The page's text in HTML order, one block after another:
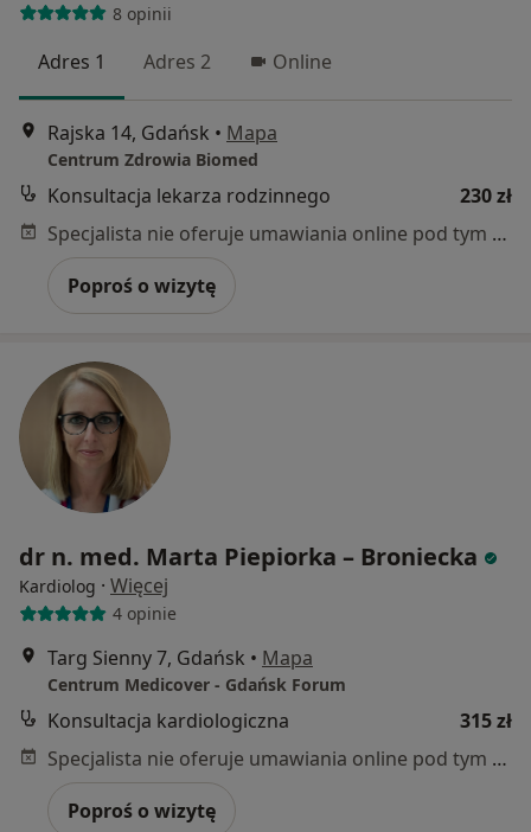
8 opinii
Adres 1 Adres 2 Online
Rajska 14, Gdańsk • Mapa
Centrum Zdrowia Biomed
Konsultacja lekarza rodzinnego
230 zł
Specjalista nie oferuje umawiania online pod tym adresem.
Poproś o wizytę
dr n. med. Marta Piepiorka – Broniecka
Kardiolog · Więcej
4 opinie
Targ Sienny 7, Gdańsk • Mapa
Centrum Medicover - Gdańsk Forum
Konsultacja kardiologiczna
315 zł
Specjalista nie oferuje umawiania online pod tym adresem.
Poproś o wizytę